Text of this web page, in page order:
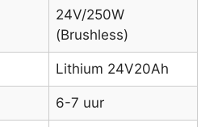
24V/250W
(Brushless)
Lithium 24V20Ah
6-7 uur